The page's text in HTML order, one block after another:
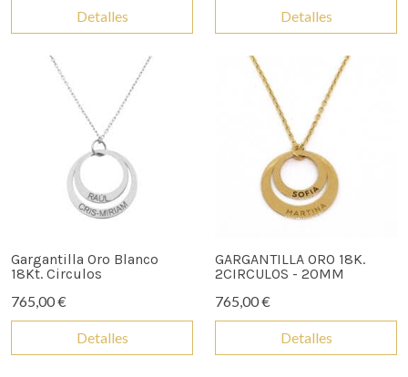
Detalles Detalles
Gargantilla Oro Blanco
18Kt. Circulos
765,00 €
Detalles
GARGANTILLA ORO 18K.
2CIRCULOS - 20MM
765,00 €
Detalles